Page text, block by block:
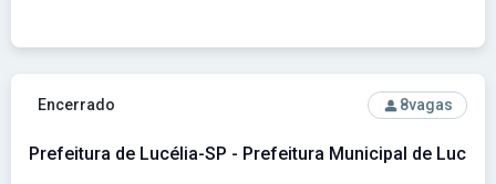
Ver concurso: Prefeitura de Lucélia-SP - Prefeitura
Encerrado 8vagas
Prefeitura de Lucélia-SP - Prefeitura Municipal de